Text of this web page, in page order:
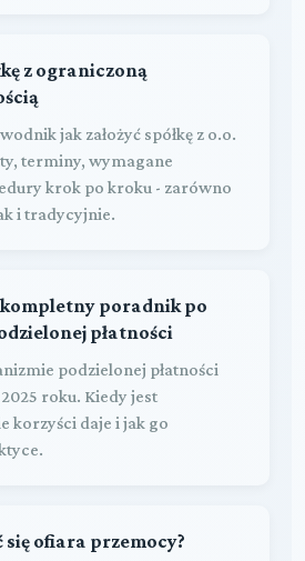
z ograniczoną
jak założyć spółkę z o.o.
terminy, wymagane
krok po kroku - zarówno
i tradycyjnie.
poradnik po
płatności
podzielonej płatności
roku. Kiedy jest
korzyści daje i jak go
się ofiara przemocy?